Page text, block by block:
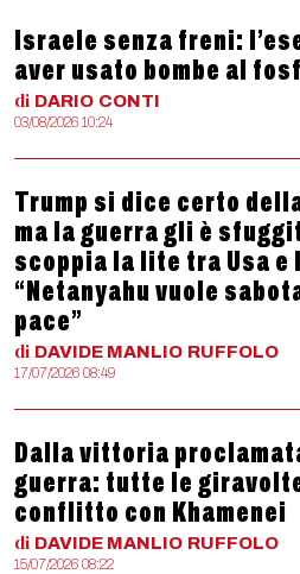
Israele senza freni:
aver usato bombe al
di DARIO CONTI
03/08/2026 10:24
Trump si dice certo
ma la guerra gli è
scoppia la lite tra Usa e
“Netanyahu vuole
pace”
di DAVIDE MANLIO RUFFOLO
17/07/2026 08:49
Dalla vittoria
guerra: tutte le
conflitto con Khamenei
di DAVIDE MANLIO RUFFOLO
15/07/2026 08:22